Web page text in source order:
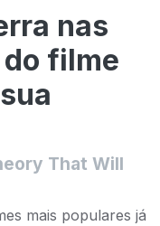
nas
filme
That Will
mais populares já